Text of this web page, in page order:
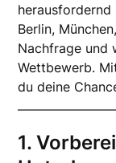
herausfordernd
Berlin,
Nachfrage und
Wettbewerb.
du deine
1.